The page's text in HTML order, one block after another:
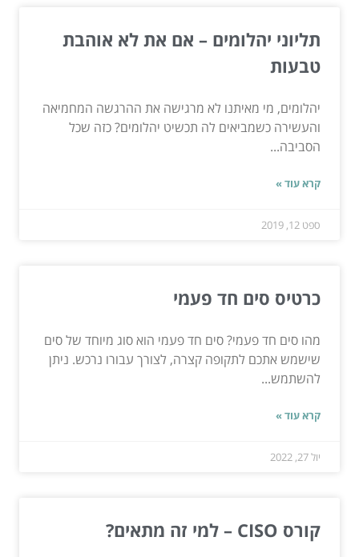
תליוני יהלומים – אם את לא אוהבת
טבעות
יהלומים, מי מאיתנו לא מרגישה את ההרגשה המחמיאה
והעשירה כשמביאים לה תכשיט יהלומים? כזה שכל
הסביבה...
קרא עוד »
ספט 12, 2019
כרטיס סים חד פעמי
מהו סים חד פעמי? סים חד פעמי הוא סוג מיוחד של סים
שישמש אתכם לתקופה קצרה, לצורך עבורו נרכש. ניתן
להשתמש...
קרא עוד »
יול 27, 2022
קורס CISO – למי זה מתאים?